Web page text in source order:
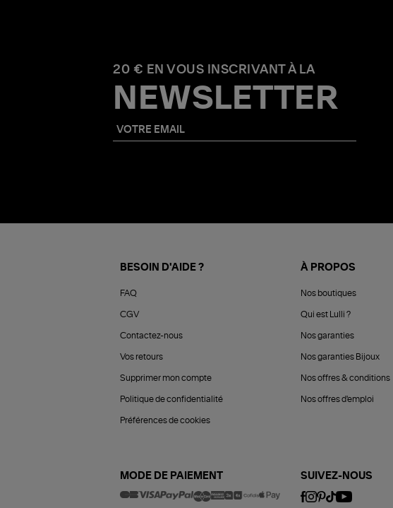
20 € EN VOUS INSCRIVANT À LA
NEWSLETTER
BESOIN D'AIDE ?
FAQ
CGV
Contactez-nous
Vos retours
Supprimer mon compte
Politique de confidentialité
Préférences de cookies
À PROPOS
Nos boutiques
Qui est Lulli ?
Nos garanties
Nos garanties Bijoux
Nos offres & conditions
Nos offres d'emploi
MODE DE PAIEMENT SUIVEZ-NOUS